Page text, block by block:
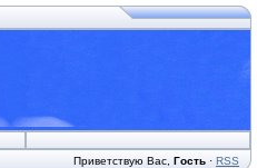
Приветствую Вас Гость · RSS